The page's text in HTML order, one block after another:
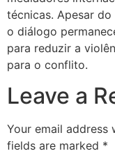
técnicas. Apesar
o diálogo
para reduzir a
para o conflito.
Leave a
Your email address
fields are marked *